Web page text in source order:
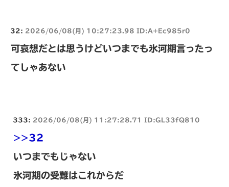
32: 2026/06/08(月) 10:27:23.98 ID:A+Ec985r0
可哀想だとは思うけどいつまでも氷河期言ったっ
てしゃあない
333: 2026/06/08(月) 11:27:28.71 ID:GL33fQ810
>>32
いつまでもじゃない
氷河期の受難はこれからだ